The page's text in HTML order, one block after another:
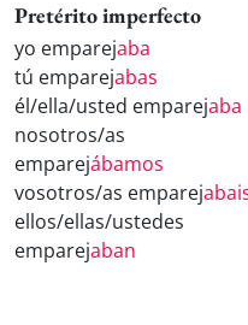
Pretérito imperfecto
yo emparejaba
tú emparejabas
él/ella/usted emparejaba
nosotros/as
emparejábamos
vosotros/as emparej
ellos/ellas/ustedes
emparejaban